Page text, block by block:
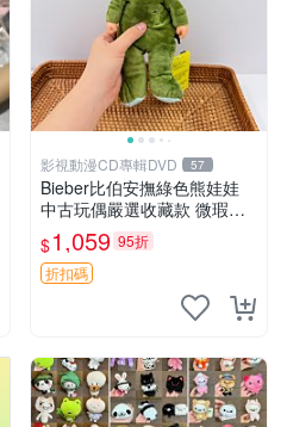
影視動漫CD專輯DVD 57
Bieber比伯安撫綠色熊娃娃
中古玩偶嚴選收藏款 微瑕輕
度使用 Bieber綠熊娃娃 中古
玩偶 微瑕
$1,059 95折
折扣碼